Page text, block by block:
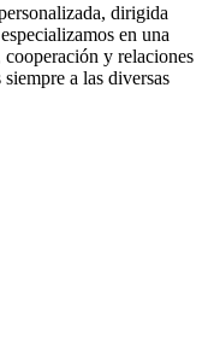
dirigida
en una
y relaciones
a las diversas